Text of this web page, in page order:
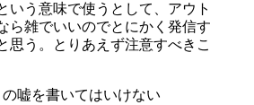
いう意味で使うとして、アウト
ら雑でいいのでとにかく発信す
思う。とりあえず注意すべきこ
嘘を書いてはいけない